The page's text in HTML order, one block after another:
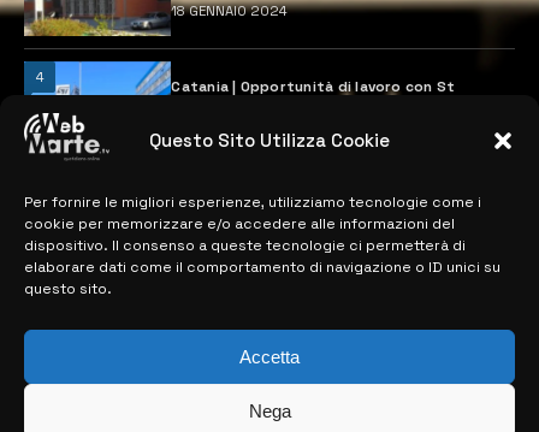
Questo Sito Utilizza Cookie
Per fornire le migliori esperienze, utilizziamo tecnologie come i
cookie per memorizzare e/o accedere alle informazioni del
dispositivo. Il consenso a queste tecnologie ci permetterà di
elaborare dati come il comportamento di navigazione o ID unici su
questo sito.
Accetta
Nega
18 GENNAIO 2024
4
Catania | Opportunità di lavoro con St
28 MARZO 2024
MAPPA DEL SITO
> NOTIZIE
> CONTATTI